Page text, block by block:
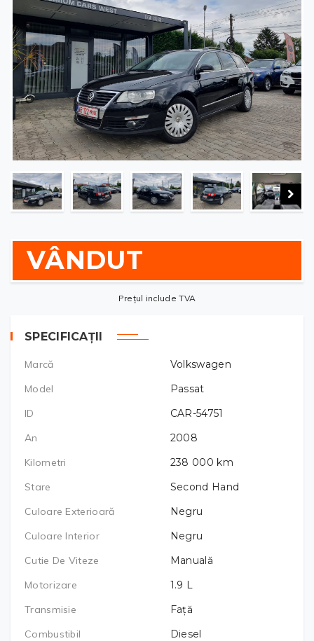
VÂNDUT
Prețul include TVA
SPECIFICAȚII
Marcă
Volkswagen
Model
Passat
ID
CAR-54751
An
2008
Kilometri
238 000 km
Stare
Second Hand
Culoare Exterioară
Negru
Culoare Interior
Negru
Cutie De Viteze
Manuală
Motorizare
1.9 L
Transmisie
Față
Combustibil
Diesel